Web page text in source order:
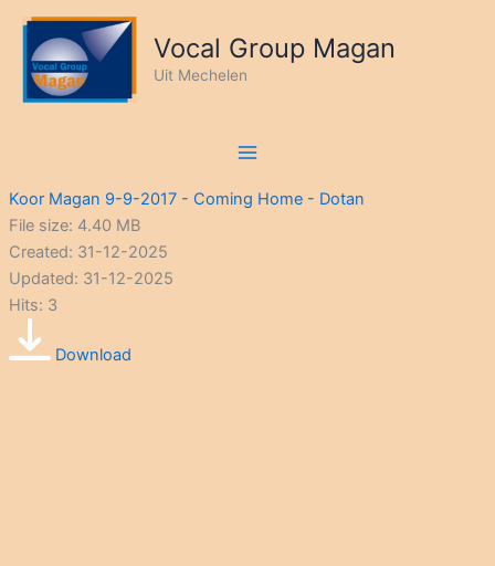
inhoud
Vocal Group Magan
Uit Mechelen
Koor Magan 9-9-2017 - Coming Home - Dotan
File size: 4.40 MB
Created: 31-12-2025
Updated: 31-12-2025
Hits: 3
Download